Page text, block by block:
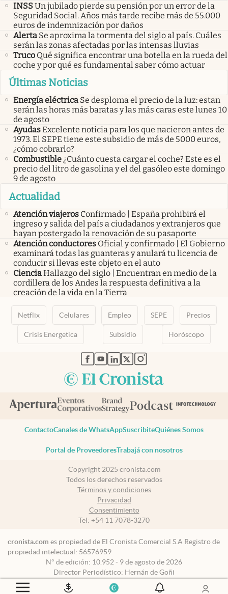
INSSUn jubilado pierde su pensión por un error de la
Seguridad Social. Años más tarde recibe más de 55.000
euros de indemnización por daños
Alerta Se aproxima la tormenta del siglo al país. Cuáles
serán las zonas afectadas por las intensas lluvias
Truco Qué significa encontrar una botella en la rueda del
coche y por qué es fundamental saber cómo actuar
Últimas Noticias
Energía eléctrica Se desploma el precio de la luz: estan
serán las horas más baratas y las más caras este lunes 10
de agosto
AyudasExcelente noticia para los que nacieron antes de
1973. El SEPE tiene este subsidio de más de 5000 euros,
¿cómo cobrarlo?
Combustible¿Cuánto cuesta cargar el coche? Este es el
precio del litro de gasolina y el del gasóleo este domingo
9 de agosto
Actualidad
Atención viajeros Confirmado | España prohibirá el
ingreso y salida del país a ciudadanos y extranjeros que
hayan postergado la renovación de su pasaporte
Atención conductores Oficial y confirmado | El Gobierno
examinará todas las guanteras y anulará tu licencia de
conducir si llevas este objeto en el auto
CienciaHallazgo del siglo | Encuentran en medio de la
cordillera de los Andes la respuesta definitiva a la
creación de la vida en la Tierra
Netflix Celulares Empleo SEPE Precios
Crisis Energetica Subsidio Horóscopo
abre en nueva pestaña
abre en nueva pestaña
abre en nueva pestaña
abre en nueva pestaña
abre en nueva pestaña
ContactoCanales de WhatsAppSuscribiteQuiénes Somos
Portal de ProveedoresTrabajá con nosotros
Copyright 2025 cronista.com
Todos los derechos reservados
Términos y condiciones
Privacidad
Consentimiento
Tel: +54 11 7078-3270
cronista.com es propiedad de El Cronista Comercial S.A Registro de
propiedad intelectual: 56576959
N° de edición: 10.952 - 9 de agosto de 2026
Director Periodístico: Hernán de Goñi